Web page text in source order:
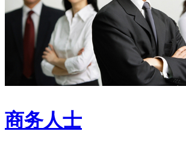
商务人士